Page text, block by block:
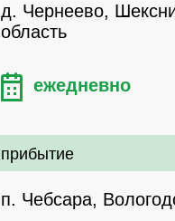
д. Чернеево,
область
ежедневно
прибытие
п. Чебсара,